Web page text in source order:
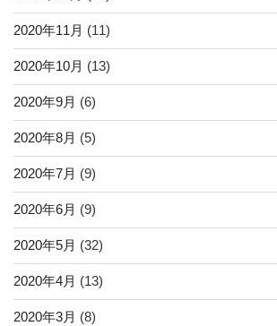
2020年11月 (11)
2020年10月 (13)
2020年9月 (6)
2020年8月 (5)
2020年7月 (9)
2020年6月 (9)
2020年5月 (32)
2020年4月 (13)
2020年3月 (8)